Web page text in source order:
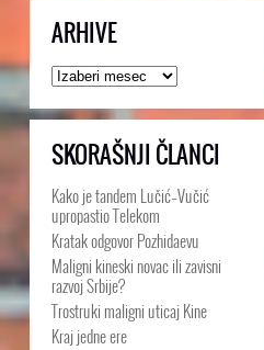
ARHIVE
Arhive
SKORAŠNJI ČLANCI
Kako je tandem Lučić–Vučić
upropastio Telekom
Kratak odgovor Pozhidaevu
Maligni kineski novac ili zavisni
razvoj Srbije?
Trostruki maligni uticaj Kine
Kraj jedne ere